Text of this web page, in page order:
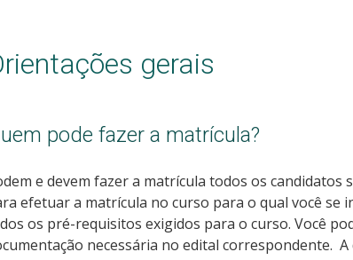
gerais
pode fazer a matrícula?
e devem fazer a matrícula todos os candidatos
efetuar a matrícula no curso para o qual você se
os pré-requisitos exigidos para o curso. Você
necessária no edital correspondente. A